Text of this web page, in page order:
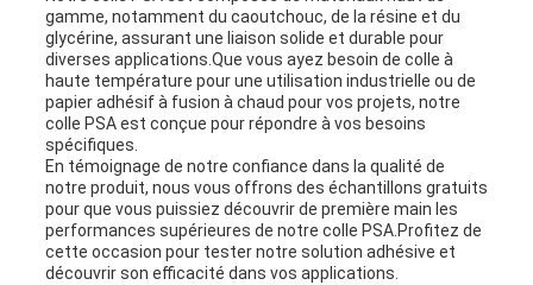
gamme, notamment du caoutchouc, de la résine et du
glycérine, assurant une liaison solide et durable pour
diverses applications.Que vous ayez besoin de colle à
haute température pour une utilisation industrielle ou de
papier adhésif à fusion à chaud pour vos projets, notre
colle PSA est conçue pour répondre à vos besoins
spécifiques.
En témoignage de notre confiance dans la qualité de
notre produit, nous vous offrons des échantillons gratuits
pour que vous puissiez découvrir de première main les
performances supérieures de notre colle PSA.Profitez de
cette occasion pour tester notre solution adhésive et
découvrir son efficacité dans vos applications.